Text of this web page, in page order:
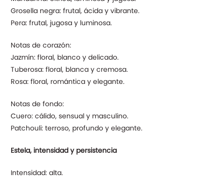
Grosella negra: frutal, ácida y vibrante.
Pera: frutal, jugosa y luminosa.
Notas de corazón:
Jazmín: floral, blanco y delicado.
Tuberosa: floral, blanca y cremosa.
Rosa: floral, romántica y elegante.
Notas de fondo:
Cuero: cálido, sensual y masculino.
Patchouli: terroso, profundo y elegante.
Estela, intensidad y persistencia
Intensidad: alta.